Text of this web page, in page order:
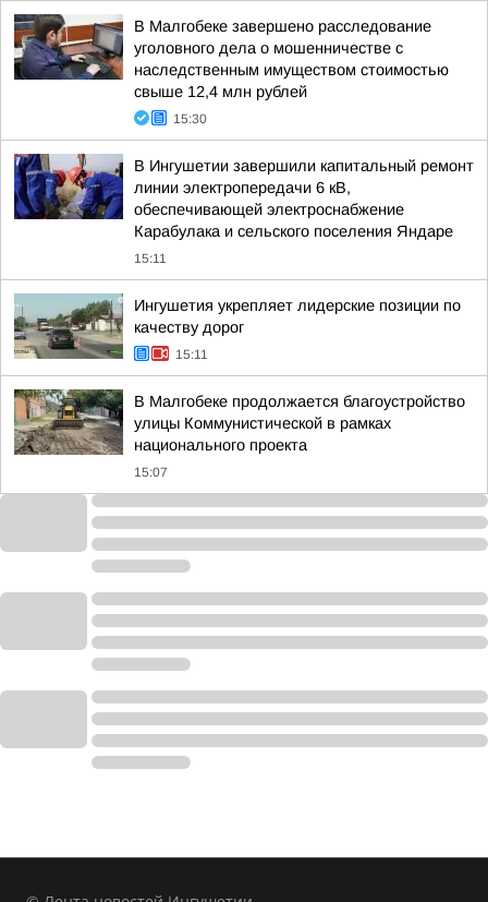
В Малгобеке завершено расследование
уголовного дела о мошенничестве с
наследственным имуществом стоимостью
свыше 12,4 млн рублей
15:30
В Ингушетии завершили капитальный ремонт
линии электропередачи 6 кВ,
обеспечивающей электроснабжение
Карабулака и сельского поселения Яндаре
15:11
Ингушетия укрепляет лидерские позиции по
качеству дорог
15:11
В Малгобеке продолжается благоустройство
улицы Коммунистической в рамках
национального проекта
15:07